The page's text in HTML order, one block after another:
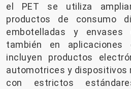
el PET se utiliza
productos de consumo
embotelladas y
también en
incluyen productos
automotrices y dispositivos
con estrictos